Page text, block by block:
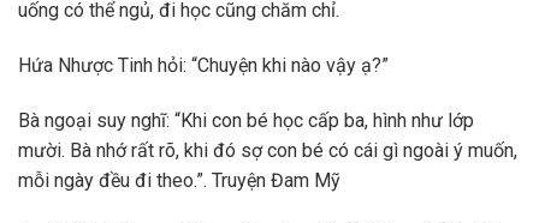
uống có thể ngủ, đi học cũng chăm chỉ.
Hứa Nhược Tinh hỏi: “Chuyện khi nào vậy ạ?”
Bà ngoại suy nghĩ: “Khi con bé học cấp ba, hình như lớp
mười. Bà nhớ rất rõ, khi đó sợ con bé có cái gì ngoài ý muốn,
mỗi ngày đều đi theo.”. Truyện Đam Mỹ